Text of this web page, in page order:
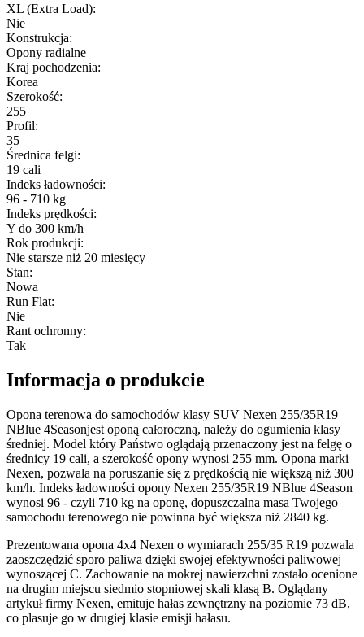
XL (Extra Load):
Nie
Konstrukcja:
Opony radialne
Kraj pochodzenia:
Korea
Szerokość:
255
Profil:
35
Średnica felgi:
19 cali
Indeks ładowności:
96 - 710 kg
Indeks prędkości:
Y do 300 km/h
Rok produkcji:
Nie starsze niż 20 miesięcy
Stan:
Nowa
Run Flat:
Nie
Rant ochronny:
Tak
Informacja o produkcie
Opona terenowa do samochodów klasy SUV Nexen 255/35R19
NBlue 4Seasonjest oponą całoroczną, należy do ogumienia klasy
średniej. Model który Państwo oglądają przenaczony jest na felgę o
średnicy 19 cali, a szerokość opony wynosi 255 mm. Opona marki
Nexen, pozwala na poruszanie się z prędkością nie większą niż 300
km/h. Indeks ładowności opony Nexen 255/35R19 NBlue 4Season
wynosi 96 - czyli 710 kg na oponę, dopuszczalna masa Twojego
samochodu terenowego nie powinna być większa niż 2840 kg.
Prezentowana opona 4x4 Nexen o wymiarach 255/35 R19 pozwala
zaoszczędzić sporo paliwa dzięki swojej efektywności paliwowej
wynoszącej C. Zachowanie na mokrej nawierzchni zostało ocenione
na drugim miejscu siedmio stopniowej skali klasą B. Oglądany
artykuł firmy Nexen, emituje hałas zewnętrzny na poziomie 73 dB,
co plasuje go w drugiej klasie emisji hałasu.